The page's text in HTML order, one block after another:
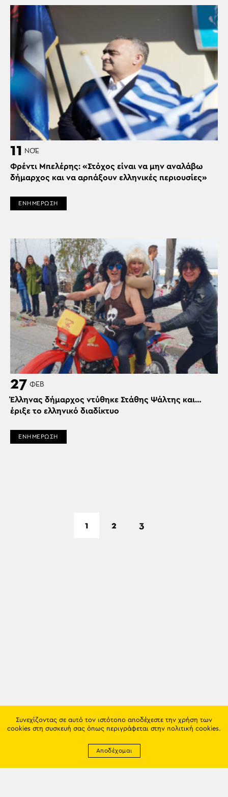
11 ΝΟΈ
Φρέντι Μπελέρης: «Στόχος είναι να μην αναλάβω
δήμαρχος και να αρπάξουν ελληνικές περιουσίες»
ΕΝΗΜΕΡΩΣΗ
27 ΦΕΒ
Έλληνας δήμαρχος ντύθηκε Στάθης Ψάλτης και…
έριξε το ελληνικό διαδίκτυο
ΕΝΗΜΕΡΩΣΗ
1 2 3
Συνεχίζοντας σε αυτό τον ιστότοπο αποδέχεστε την χρήση των
cookies στη συσκευή σας όπως περιγράφεται στην πολιτική cookies.
Αποδέχομαι